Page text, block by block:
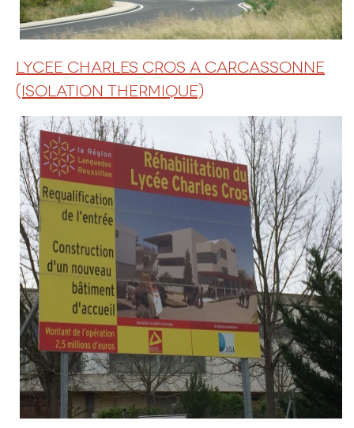
LYCEE CHARLES CROS A CARCASSONNE
(ISOLATION THERMIQUE)